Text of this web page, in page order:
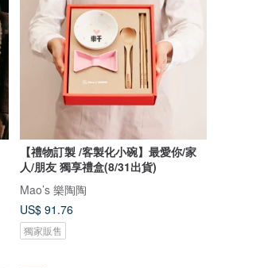
【禮物訂製 /客製化小碗】最愛你/家
人/朋友 獨享禮盒(8/31出貨)
Mao’s 樂陶陶
US$ 91.76
獨家販售